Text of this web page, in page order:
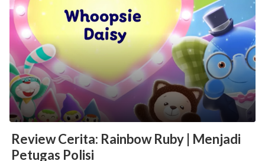
Review Cerita: Rainbow Ruby | Menjadi
Petugas Polisi